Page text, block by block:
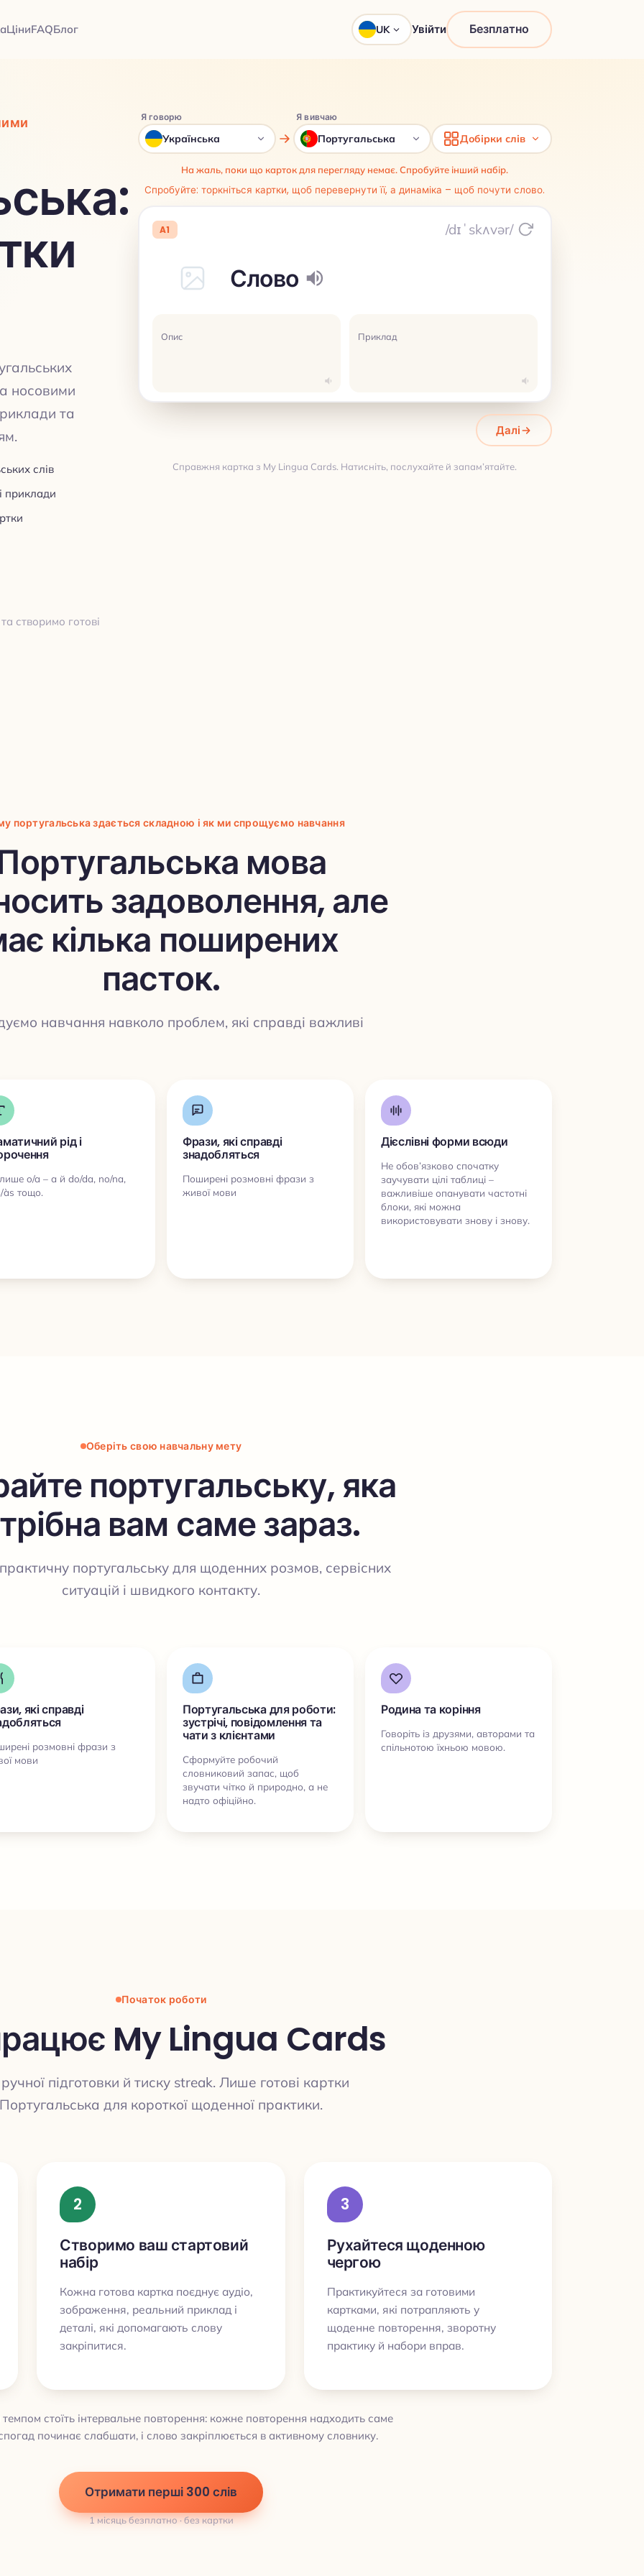
ЦіниFAQБлог UK Увійти Безплатно
носовими
та
слів
приклади
створимо готові
Я говорю
Українська
Я вивчаю
Португальська Добірки слів
На жаль, поки що карток для перегляду немає. Спробуйте інший набір.
Спробуйте: торкніться картки, щоб перевернути її, а динаміка – щоб почути слово.
A1 /dɪˈskʌvər/
Слово
Опис Приклад
Далі
Справжня картка з My Lingua Cards. Натисніть, послухайте й запам’ятайте.
португальська здається складною і як ми спрощуємо навчання
мова
задоволення, але
кілька поширених
пасток.
навчання навколо проблем, які справді важливі
рід і
o/a – а й do/da, no/na,
às тощо.
Фрази, які справді
знадобляться
Поширені розмовні фрази з
живої мови
Дієслівні форми всюди
Не обов’язково спочатку
заучувати цілі таблиці –
важливіше опанувати частотні
блоки, які можна
використовувати знову і знову.
Оберіть свою навчальну мету
португальську, яка
вам саме зараз.
португальську для щоденних розмов, сервісних
ситуацій і швидкого контакту.
які справді
розмовні фрази з
мови
Португальська для роботи:
зустрічі, повідомлення та
чати з клієнтами
Сформуйте робочий
словниковий запас, щоб
звучати чітко й природно, а не
надто офіційно.
Родина та коріння
Говоріть із друзями, авторами та
спільнотою їхньою мовою.
Початок роботи
My Lingua Cards
підготовки й тиску streak. Лише готові картки
Португальська для короткої щоденної практики.
2
Створимо ваш стартовий
набір
Кожна готова картка поєднує аудіо,
зображення, реальний приклад і
деталі, які допомагають слову
закріпитися.
3
Рухайтеся щоденною
чергою
Практикуйтеся за готовими
картками, які потрапляють у
щоденне повторення, зворотну
практику й набори вправ.
стоїть інтервальне повторення: кожне повторення надходить саме
починає слабшати, і слово закріплюється в активному словнику.
Отримати перші 300 слів
1 місяць безплатно · без картки